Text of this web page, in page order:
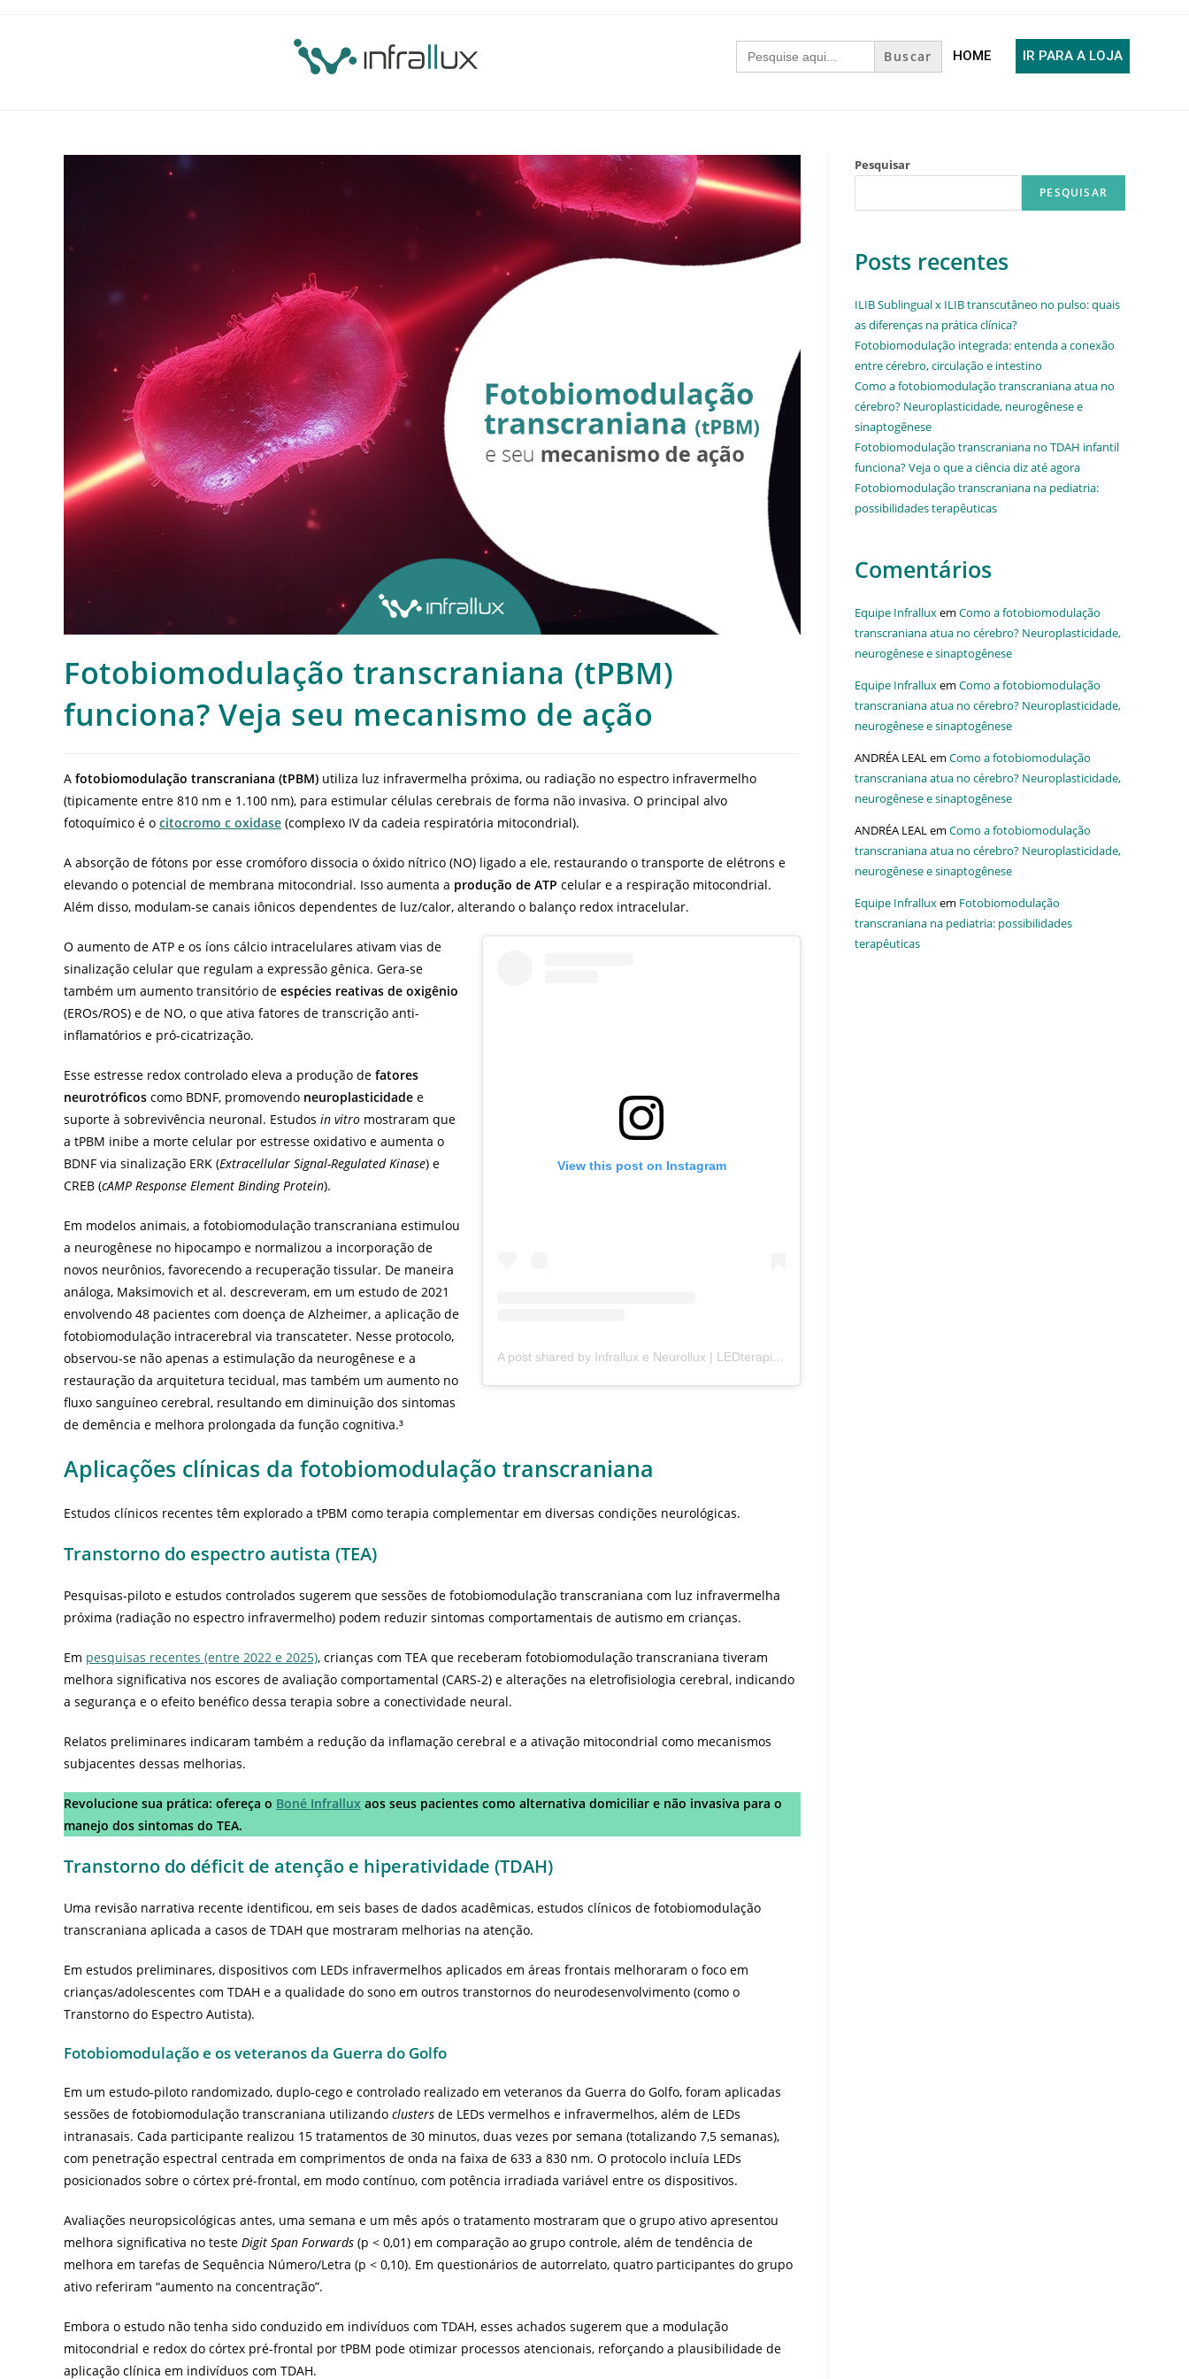
HOME IR PARA A LOJA
Search
for:
Fotobiomodulação transcraniana (tPBM)
funciona? Veja seu mecanismo de ação
A fotobiomodulação transcraniana (tPBM) utiliza luz infravermelha próxima, ou radiação no espectro infravermelho
(tipicamente entre 810 nm e 1.100 nm), para estimular células cerebrais de forma não invasiva. O principal alvo
fotoquímico é o citocromo c oxidase (complexo IV da cadeia respiratória mitocondrial).
A absorção de fótons por esse cromóforo dissocia o óxido nítrico (NO) ligado a ele, restaurando o transporte de elétrons e
elevando o potencial de membrana mitocondrial. Isso aumenta a produção de ATP celular e a respiração mitocondrial.
Além disso, modulam-se canais iônicos dependentes de luz/calor, alterando o balanço redox intracelular.
View this post on Instagram
A post shared by Infrallux e Neurollux | LEDterapia Transcraniana (@infrallux)
O aumento de ATP e os íons cálcio intracelulares ativam vias de
sinalização celular que regulam a expressão gênica. Gera-se
também um aumento transitório de espécies reativas de oxigênio
(EROs/ROS) e de NO, o que ativa fatores de transcrição anti-
inflamatórios e pró-cicatrização.
Esse estresse redox controlado eleva a produção de fatores
neurotróficos como BDNF, promovendo neuroplasticidade e
suporte à sobrevivência neuronal. Estudos in vitro mostraram que
a tPBM inibe a morte celular por estresse oxidativo e aumenta o
BDNF via sinalização ERK (Extracellular Signal-Regulated Kinase) e
CREB (cAMP Response Element Binding Protein).
Em modelos animais, a fotobiomodulação transcraniana estimulou
a neurogênese no hipocampo e normalizou a incorporação de
novos neurônios, favorecendo a recuperação tissular. De maneira
análoga, Maksimovich et al. descreveram, em um estudo de 2021
envolvendo 48 pacientes com doença de Alzheimer, a aplicação de
fotobiomodulação intracerebral via transcateter. Nesse protocolo,
observou-se não apenas a estimulação da neurogênese e a
restauração da arquitetura tecidual, mas também um aumento no
fluxo sanguíneo cerebral, resultando em diminuição dos sintomas
de demência e melhora prolongada da função cognitiva.³
Aplicações clínicas da fotobiomodulação transcraniana
Estudos clínicos recentes têm explorado a tPBM como terapia complementar em diversas condições neurológicas.
Transtorno do espectro autista (TEA)
Pesquisas-piloto e estudos controlados sugerem que sessões de fotobiomodulação transcraniana com luz infravermelha
próxima (radiação no espectro infravermelho) podem reduzir sintomas comportamentais de autismo em crianças.
Em pesquisas recentes (entre 2022 e 2025), crianças com TEA que receberam fotobiomodulação transcraniana tiveram
melhora significativa nos escores de avaliação comportamental (CARS-2) e alterações na eletrofisiologia cerebral, indicando
a segurança e o efeito benéfico dessa terapia sobre a conectividade neural.
Relatos preliminares indicaram também a redução da inflamação cerebral e a ativação mitocondrial como mecanismos
subjacentes dessas melhorias.
Revolucione sua prática: ofereça o Boné Infrallux aos seus pacientes como alternativa domiciliar e não invasiva para o
manejo dos sintomas do TEA.
Transtorno do déficit de atenção e hiperatividade (TDAH)
Uma revisão narrativa recente identificou, em seis bases de dados acadêmicas, estudos clínicos de fotobiomodulação
transcraniana aplicada a casos de TDAH que mostraram melhorias na atenção.
Em estudos preliminares, dispositivos com LEDs infravermelhos aplicados em áreas frontais melhoraram o foco em
crianças/adolescentes com TDAH e a qualidade do sono em outros transtornos do neurodesenvolvimento (como o
Transtorno do Espectro Autista).
Fotobiomodulação e os veteranos da Guerra do Golfo
Em um estudo-piloto randomizado, duplo-cego e controlado realizado em veteranos da Guerra do Golfo, foram aplicadas
sessões de fotobiomodulação transcraniana utilizando clusters de LEDs vermelhos e infravermelhos, além de LEDs
intranasais. Cada participante realizou 15 tratamentos de 30 minutos, duas vezes por semana (totalizando 7,5 semanas),
com penetração espectral centrada em comprimentos de onda na faixa de 633 a 830 nm. O protocolo incluía LEDs
posicionados sobre o córtex pré-frontal, em modo contínuo, com potência irradiada variável entre os dispositivos.
Avaliações neuropsicológicas antes, uma semana e um mês após o tratamento mostraram que o grupo ativo apresentou
melhora significativa no teste Digit Span Forwards (p < 0,01) em comparação ao grupo controle, além de tendência de
melhora em tarefas de Sequência Número/Letra (p < 0,10). Em questionários de autorrelato, quatro participantes do grupo
ativo referiram “aumento na concentração”.
Embora o estudo não tenha sido conduzido em indivíduos com TDAH, esses achados sugerem que a modulação
mitocondrial e redox do córtex pré-frontal por tPBM pode otimizar processos atencionais, reforçando a plausibilidade de
aplicação clínica em indivíduos com TDAH.
Pesquisar
PESQUISAR
Posts recentes
ILIB Sublingual x ILIB transcutâneo no pulso: quais
as diferenças na prática clínica?
Fotobiomodulação integrada: entenda a conexão
entre cérebro, circulação e intestino
Como a fotobiomodulação transcraniana atua no
cérebro? Neuroplasticidade, neurogênese e
sinaptogênese
Fotobiomodulação transcraniana no TDAH infantil
funciona? Veja o que a ciência diz até agora
Fotobiomodulação transcraniana na pediatria:
possibilidades terapêuticas
Comentários
Equipe Infralluxem Como a fotobiomodulação
transcraniana atua no cérebro? Neuroplasticidade,
neurogênese e sinaptogênese
Equipe Infralluxem Como a fotobiomodulação
transcraniana atua no cérebro? Neuroplasticidade,
neurogênese e sinaptogênese
ANDRÉA LEALem Como a fotobiomodulação
transcraniana atua no cérebro? Neuroplasticidade,
neurogênese e sinaptogênese
ANDRÉA LEALem Como a fotobiomodulação
transcraniana atua no cérebro? Neuroplasticidade,
neurogênese e sinaptogênese
Equipe Infralluxem Fotobiomodulação
transcraniana na pediatria: possibilidades
terapêuticas